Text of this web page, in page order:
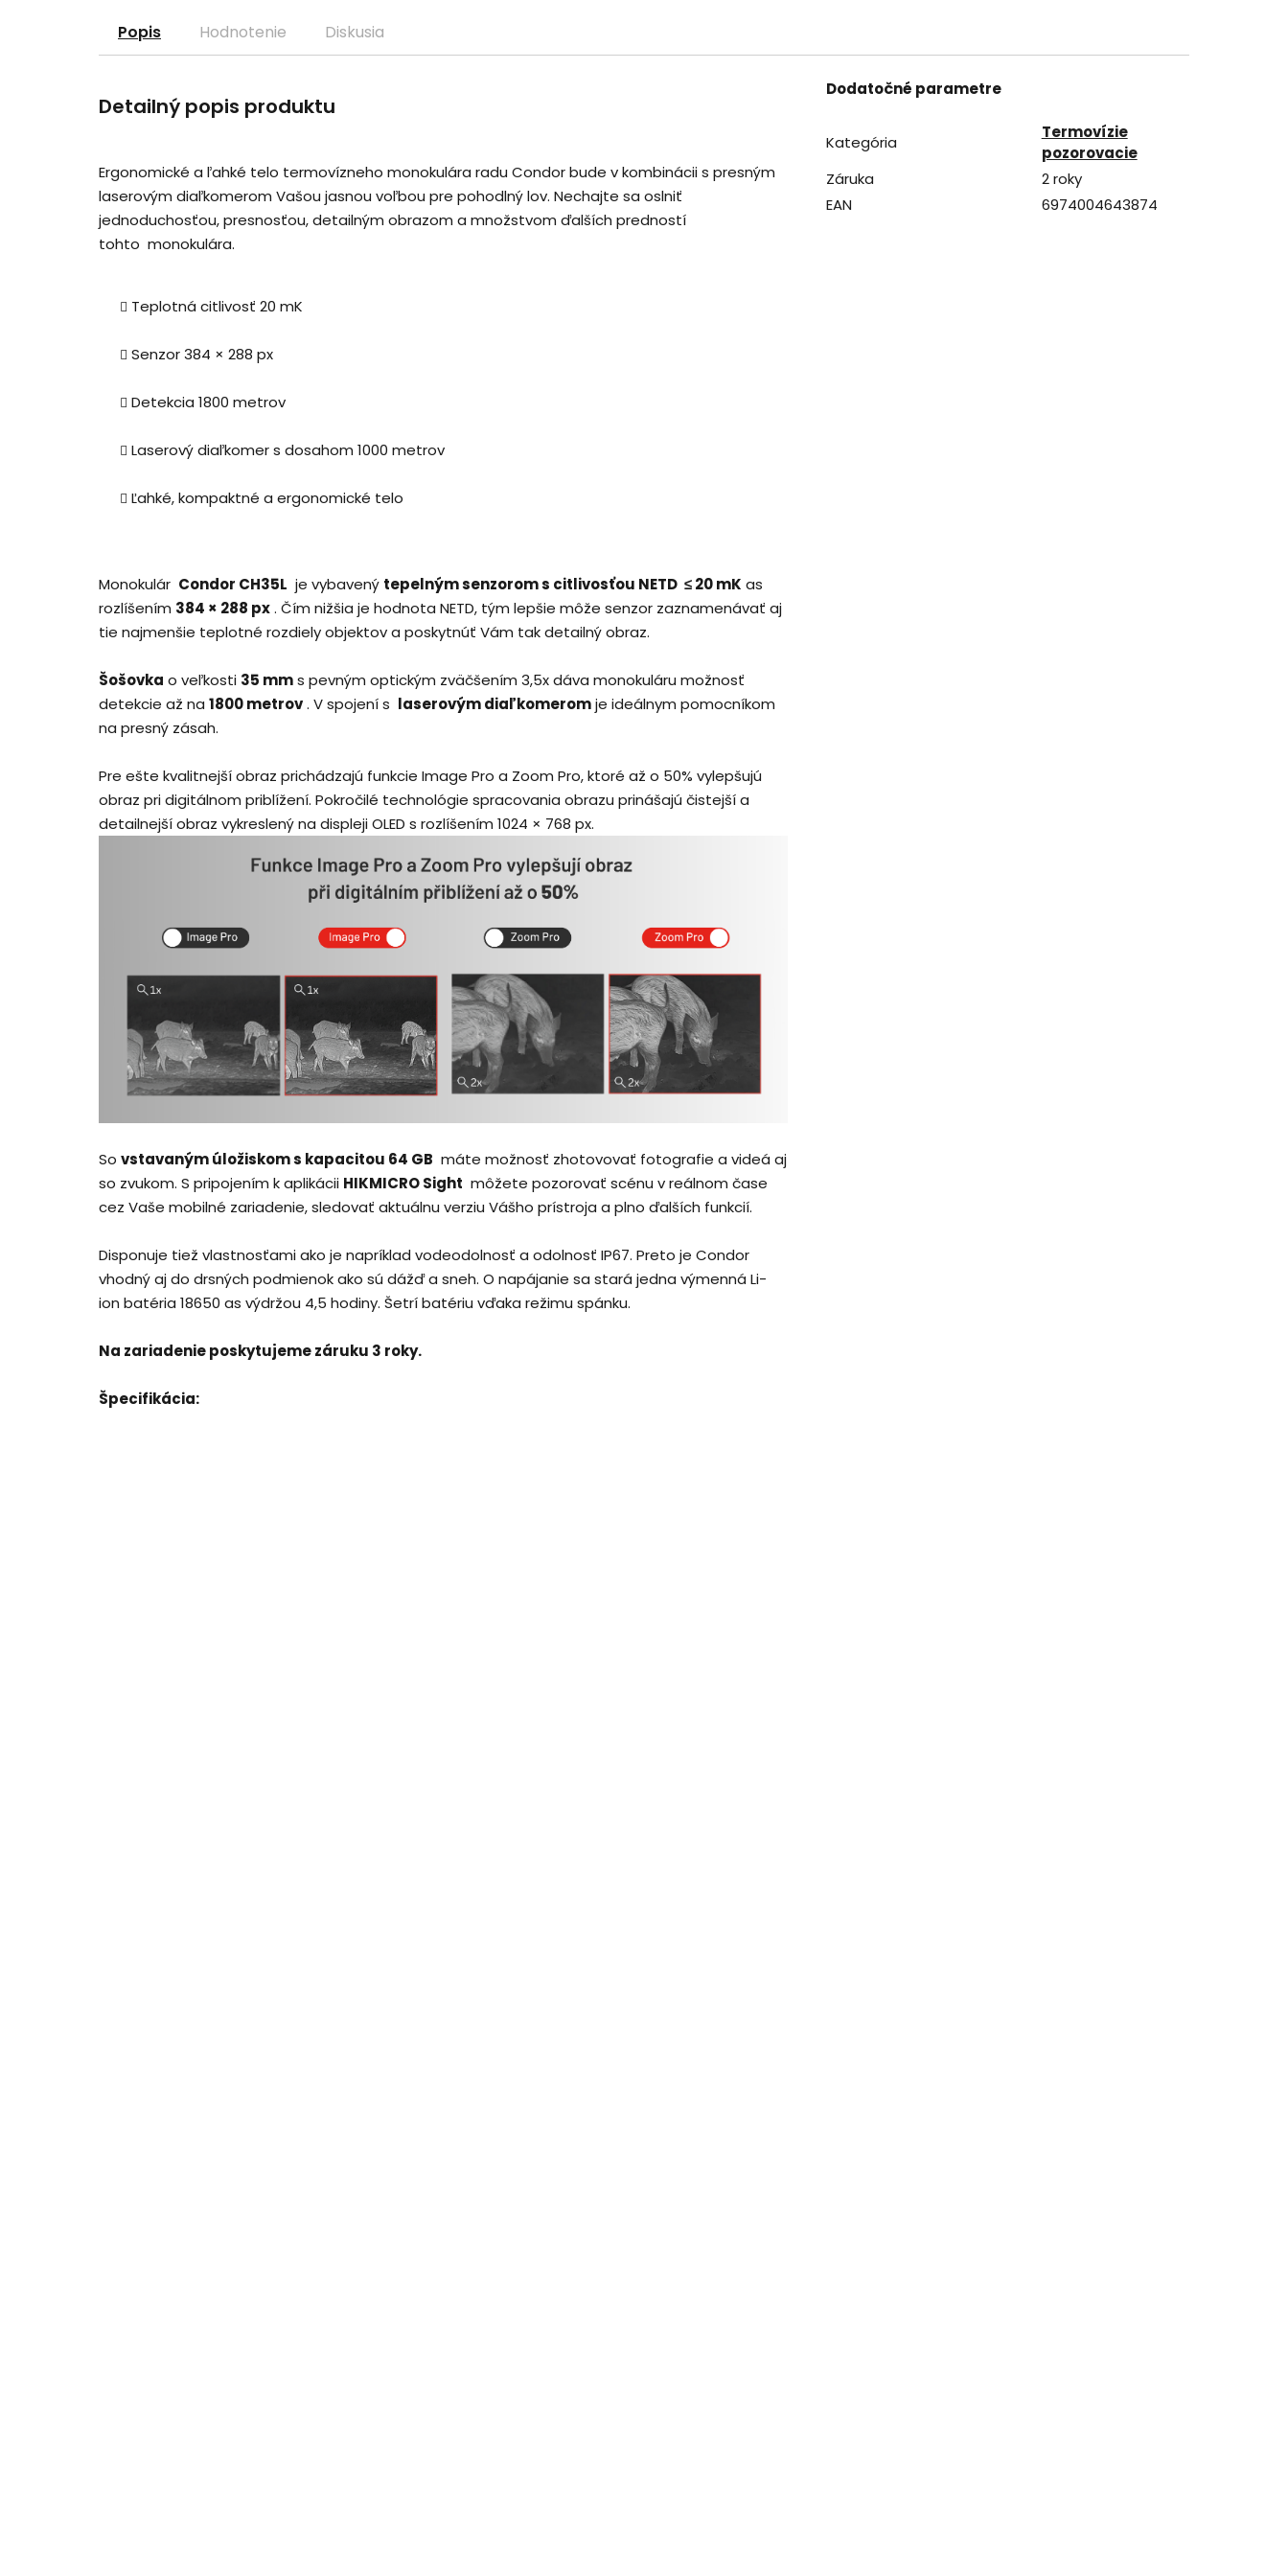
Popis Hodnotenie Diskusia
Detailný popis produktu
Ergonomické a ľahké telo termovízneho monokulára radu Condor bude v kombinácii s presným
laserovým diaľkomerom Vašou jasnou voľbou pre pohodlný lov. Nechajte sa oslniť
jednoduchosťou, presnosťou, detailným obrazom a množstvom ďalších predností
tohto monokulára.
Teplotná citlivosť 20 mK
Senzor 384 × 288 px
Detekcia 1800 metrov
Laserový diaľkomers dosahom 1000 metrov
Ľahké, kompaktné a ergonomické telo
Monokulár Condor CH35L je vybavený tepelným senzorom s citlivosťou NETD ≤ 20 mK as
rozlíšením 384 × 288 px. Čím nižšia je hodnota NETD, tým lepšie môže senzor zaznamenávať aj
tie najmenšie teplotné rozdiely objektov a poskytnúť Vám tak detailný obraz.
Šošovka o veľkosti 35 mms pevným optickým zväčšením 3,5x dáva monokuláru možnosť
detekcie až na 1800 metrov. V spojení s laserovým diaľkomeromje ideálnym pomocníkom
na presný zásah.
Pre ešte kvalitnejší obraz prichádzajú funkcie Image Pro a Zoom Pro, ktoré až o 50% vylepšujú
obraz pri digitálnom priblížení. Pokročilé technológie spracovania obrazu prinášajú čistejší a
detailnejší obraz vykreslený na displeji OLED s rozlíšením 1024 × 768 px.
So vstavanýmúložiskom s kapacitou 64 GB máte možnosť zhotovovať fotografie a videá aj
so zvukom. S pripojením k aplikácii HIKMICRO Sight môžete pozorovať scénu v reálnom čase
cez Vaše mobilné zariadenie, sledovať aktuálnu verziu Vášho prístroja a plno ďalších funkcií.
Disponuje tiež vlastnosťami ako je napríklad vodeodolnosť a odolnosť IP67. Preto je Condor
vhodný aj do drsných podmienok ako sú dážď a sneh. O napájanie sa stará jedna výmenná Li-
ion batéria 18650 as výdržou 4,5 hodiny. Šetrí batériu vďaka režimu spánku.
Na zariadenie poskytujeme záruku 3 roky.
Špecifikácia:
Dodatočné parametre
Kategória
Termovízie
pozorovacie
Záruka
2 roky
EAN
6974004643874